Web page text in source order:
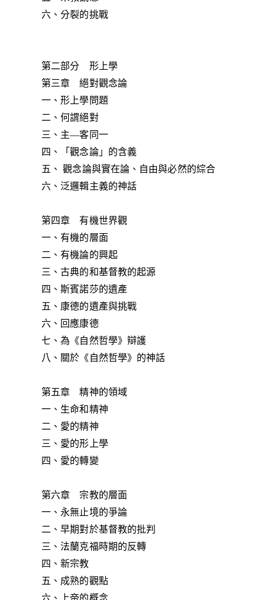
六、分裂的挑戰
第二部分 形上學
第三章 絕對觀念論
一、形上學問題
二、何謂絕對
三、主—客同一
四、「觀念論」的含義
五、 觀念論與實在論、自由與必然的綜合
六、泛邏輯主義的神話
第四章 有機世界觀
一、有機的層面
二、有機論的興起
三、古典的和基督教的起源
四、斯賓諾莎的遺產
五、康德的遺產與挑戰
六、回應康德
七、為《自然哲學》辯護
八、關於《自然哲學》的神話
第五章 精神的領域
一、生命和精神
二、愛的精神
三、愛的形上學
四、愛的轉變
第六章 宗教的層面
一、永無止境的爭論
二、早期對於基督教的批判
三、法蘭克福時期的反轉
四、新宗教
五、成熟的觀點
六、上帝的概念